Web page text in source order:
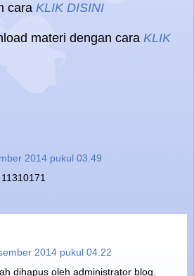
cara KLIK DISINI
materi dengan cara KLIK
2014 pukul 03.49
2014 pukul 04.22
dihapus oleh administrator blog.